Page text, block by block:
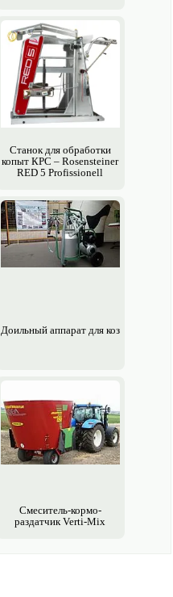
Станок для обработки
копыт КРС – Rosensteiner
RED 5 Profissionell
Доильный аппарат для коз
Смеситель-кормо­
раздатчик Verti-Mix